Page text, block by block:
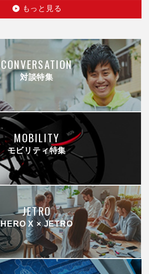
もっと見る
CONVERSATION
対談特集
MOBILITY
モビリティ特集
JETRO
HERO X × JETRO